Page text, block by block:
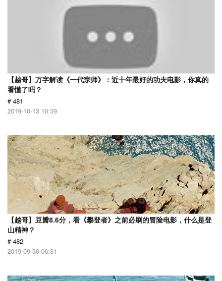
【越哥】万字解读《一代宗师》：近十年最好的功夫电影，你真的
看懂了吗？
# 481
2019-10-13 10:39
【越哥】豆瓣8.6分，看《攀登者》之前必刷的冒险电影，什么是登
山精神？
# 482
2019-09-30 06:31